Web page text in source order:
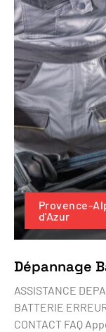
Provence-
d'Azur
Dépannage
ASSISTANCE
BATTERIE
CONTACT FAQ